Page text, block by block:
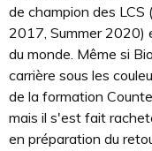
de champion des LCS
2017, Summer 2020)
du monde. Même si
carrière sous les
de la formation
mais il s'est fait
en préparation du